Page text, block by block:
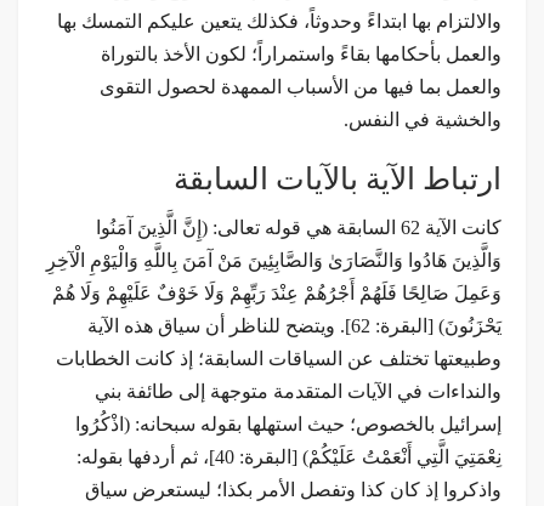
والالتزام بها ابتداءً وحدوثاً، فكذلك يتعين عليكم التمسك بها
والعمل بأحكامها بقاءً واستمراراً؛ لكون الأخذ بالتوراة
والعمل بما فيها من الأسباب الممهدة لحصول التقوى
والخشية في النفس.
ارتباط الآية بالآيات السابقة
كانت الآية 62 السابقة هي قوله تعالى: (إِنَّ الَّذِينَ آمَنُوا
وَالَّذِينَ هَادُوا وَالنَّصَارَىٰ وَالصَّابِئِينَ مَنْ آمَنَ بِاللَّهِ وَالْيَوْمِ الْآخِرِ
وَعَمِلَ صَالِحًا فَلَهُمْ أَجْرُهُمْ عِنْدَ رَبِّهِمْ وَلَا خَوْفٌ عَلَيْهِمْ وَلَا هُمْ
يَحْزَنُونَ) [البقرة: 62]. ويتضح للناظر أن سياق هذه الآية
وطبيعتها تختلف عن السياقات السابقة؛ إذ كانت الخطابات
والنداءات في الآيات المتقدمة متوجهة إلى طائفة بني
إسرائيل بالخصوص؛ حيث استهلها بقوله سبحانه: (اذْكُرُوا
نِعْمَتِيَ الَّتِي أَنْعَمْتُ عَلَيْكُمْ) [البقرة: 40]، ثم أردفها بقوله:
واذكروا إذ كان كذا وتفصل الأمر بكذا؛ ليستعرض سياق